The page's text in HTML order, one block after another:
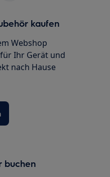
kaufen
Webshop
Ihr Gerät und
nach Hause
buchen